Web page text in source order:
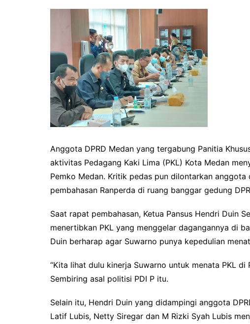
Anggota DPRD Medan yang tergabung Panitia
aktivitas Pedagang Kaki Lima (PKL) Kota Medan
Pemko Medan. Kritik pedas pun dilontarkan
pembahasan Ranperda di ruang banggar gedung
Saat rapat pembahasan, Ketua Pansus Hendri Duin
menertibkan PKL yang menggelar dagangannya di
Duin berharap agar Suwarno punya kepedulian
“Kita lihat dulu kinerja Suwarno untuk menata PKL di
Sembiring asal politisi PDI P itu.
Selain itu, Hendri Duin yang didampingi anggota
Latif Lubis, Netty Siregar dan M Rizki Syah Lubis